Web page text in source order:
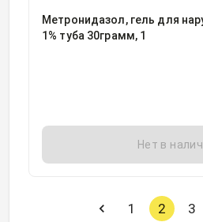
Метронидазол, гель для
1% туба 30грамм, 1
Нет в
1 2 3